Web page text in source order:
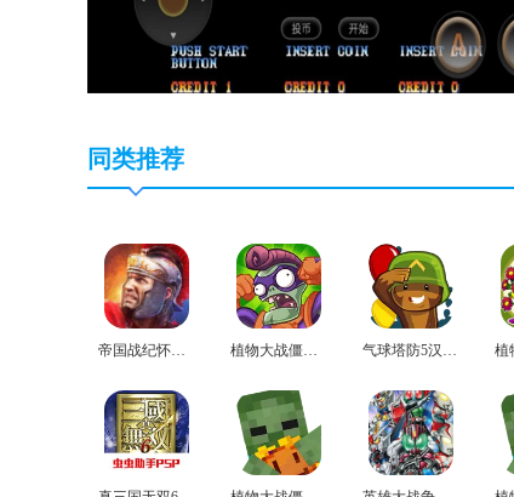
同类推荐
帝国战纪怀旧手机版 植物大战僵尸英雄版